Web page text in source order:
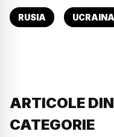
RUSIA UCRAINA
ARTICOLE
CATEGORIE